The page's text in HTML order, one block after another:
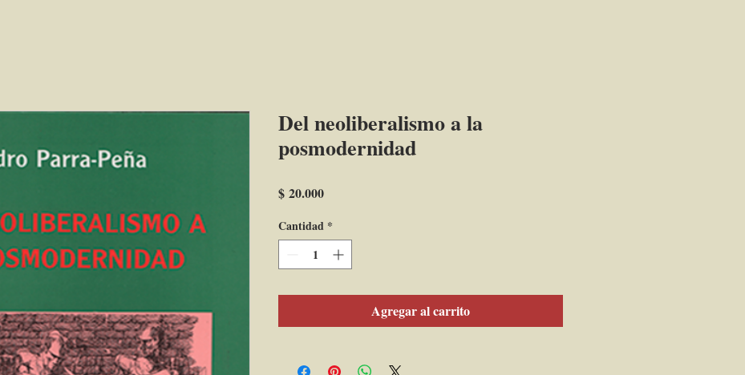
Del neoliberalismo a la
posmodernidad
$ 20.000Precio
Cantidad *
Agregar al carrito